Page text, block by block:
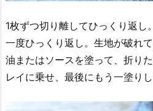
1枚ずつ切り離してひっくり返し
一度ひっくり返し。生地が破れ
油またはソースを塗って、折り
レイに乗せ、最後にもう一塗りし